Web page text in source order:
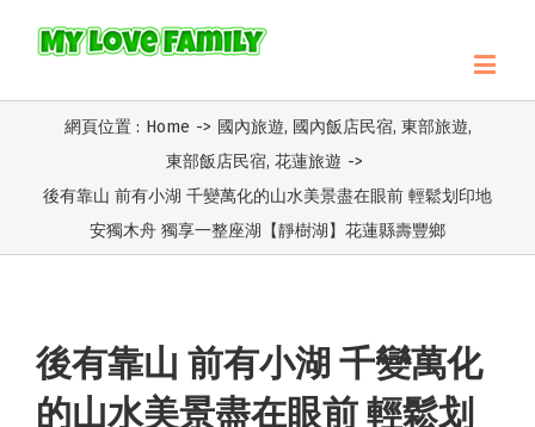
網頁位置 : Home -> 國內旅遊, 國內飯店民宿, 東部旅遊,
東部飯店民宿, 花蓮旅遊 ->
後有靠山 前有小湖 千變萬化的山水美景盡在眼前 輕鬆划印地
安獨木舟 獨享一整座湖【靜樹湖】花蓮縣壽豐鄉
後有靠山 前有小湖 千變萬化
的山水美景盡在眼前 輕鬆划